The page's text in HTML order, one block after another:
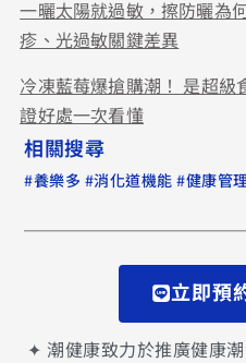
一曬太陽就過敏，擦防曬為
疹、光過敏關鍵差異
冷凍藍莓爆搶購潮！ 是超級
證好處一次看懂
相關搜尋
#養樂多 #消化道機能 #健康管
立即預
✦ 潮健康致力於推廣健康